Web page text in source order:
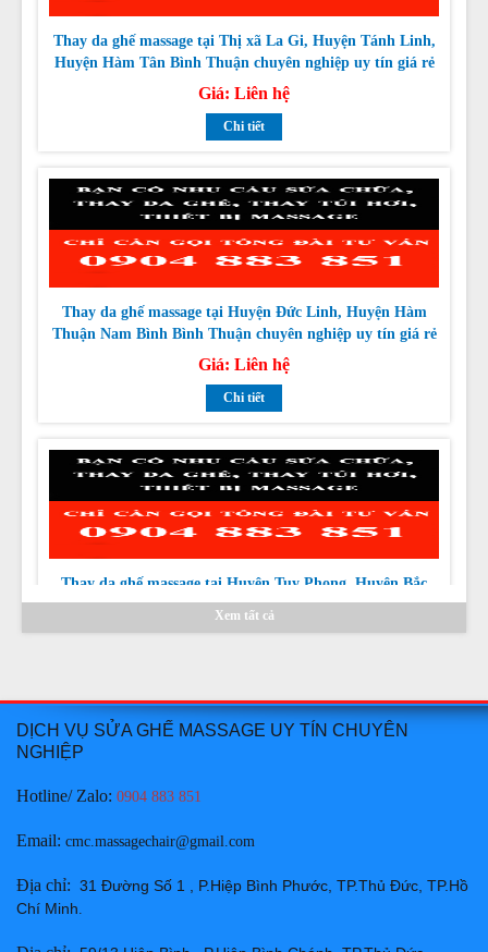
nhất
Giá:Liên hệ
Chi tiết
Thay da ghế massage tại Huyện Đức Linh, Huyện Hàm
nhất
Giá:Liên hệ
Chi tiết
Thay da ghế massage tại Huyện Tuy Phong, Huyện Bắc
Giá:Liên hệ
Chi tiết
Thay da ghế massage tại Huyện Hàm Thuận Bắc Bình
Chi tiết
Xem tất cả
DỊCH VỤ SỬA GHẾ MASSAGE UY TÍN CHUYÊN
NGHIỆP
Hotline/ Zalo: 0904 883 851
Email: cmc.massagechair@gmail.com
Địa chỉ: 31 Đường Số 1 , P.Hiệp Bình Phước, TP.Thủ Đức, TP.Hồ
Chí Minh